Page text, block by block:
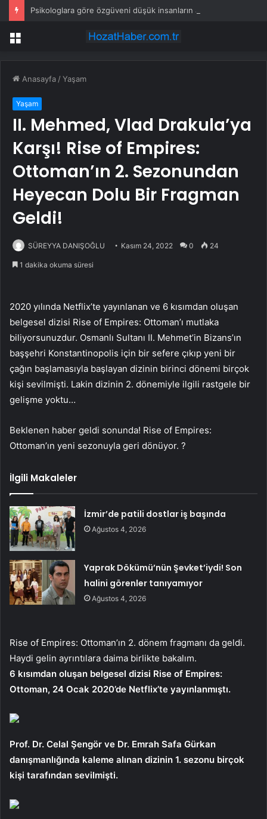
Menü
Anasayfa /Yaşam
Yaşam
II. Mehmed, Vlad Drakula’ya
Karşı! Rise of Empires:
Ottoman’ın 2. Sezonundan
Heyecan Dolu Bir Fragman
Geldi!
SÜREYYA DANIŞOĞLU Kasım 24, 2022 0 24
1 dakika okuma süresi
2020 yılında Netflix’te yayınlanan ve 6 kısımdan oluşan
belgesel dizisi Rise of Empires: Ottoman’ı mutlaka
biliyorsunuzdur. Osmanlı Sultanı II. Mehmet’in Bizans’ın
başşehri Konstantinopolis için bir sefere çıkıp yeni bir
çağın başlamasıyla başlayan dizinin birinci dönemi birçok
kişi sevilmişti. Lakin dizinin 2. dönemiyle ilgili rastgele bir
gelişme yoktu…
Beklenen haber geldi sonunda! Rise of Empires:
Ottoman’ın yeni sezonuyla geri dönüyor. ?
İlgili Makaleler
İzmir’de patili dostlar iş başında
Ağustos 4, 2026
Yaprak Dökümü’nün Şevket’iydi! Son
halini görenler tanıyamıyor
Ağustos 4, 2026
Rise of Empires: Ottoman’ın 2. dönem fragmanı da geldi.
Haydi gelin ayrıntılara daima birlikte bakalım.
6 kısımdan oluşan belgesel dizisi Rise of Empires:
Ottoman, 24 Ocak 2020’de Netflix’te yayınlanmıştı.
Prof. Dr. Celal Şengör ve Dr. Emrah Safa Gürkan
danışmanlığında kaleme alınan dizinin 1. sezonu birçok
kişi tarafından sevilmişti.